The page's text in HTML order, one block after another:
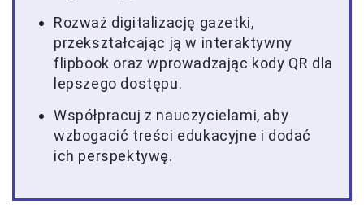
Rozważ digitalizację gazetki,
przekształcając ją w interaktywny
flipbook oraz wprowadzając kody QR dla
lepszego dostępu.
Współpracuj z nauczycielami, aby
wzbogacić treści edukacyjne i dodać
ich perspektywę.